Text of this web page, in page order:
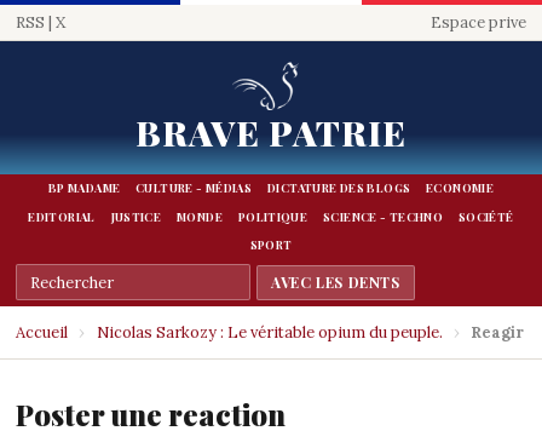
RSS | X Espace prive
BRAVE PATRIE
BP MADAME CULTURE - MÉDIAS DICTATURE DES BLOGS
ECONOMIE
EDITORIAL
JUSTICE MONDE POLITIQUE SCIENCE - TECHNO
SOCIÉTÉ
SPORT
Accueil › Nicolas Sarkozy : Le véritable opium du peuple. › Reagir
Poster une reaction